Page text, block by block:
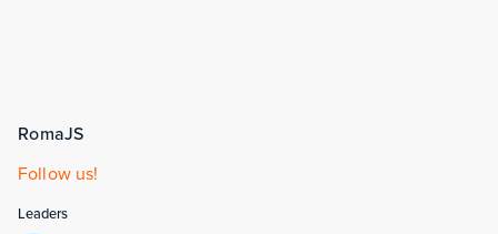
RomaJS
Follow us!
Leaders